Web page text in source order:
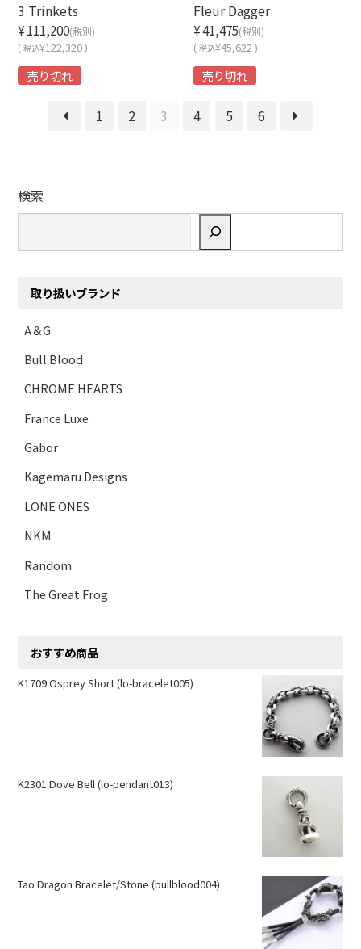
3 Trinkets
¥111,200(税別)
(税込¥122,320 )
売り切れ
Fleur Dagger
¥41,475(税別)
(税込¥45,622 )
売り切れ
≪ 1 2 3 4 5 6 ≫
検索
取り扱いブランド
A＆G
Bull Blood
CHROME HEARTS
France Luxe
Gabor
Kagemaru Designs
LONE ONES
NKM
Random
The Great Frog
おすすめ商品
K1709 Osprey Short (lo-bracelet005)
K2301 Dove Bell (lo-pendant013)
Tao Dragon Bracelet/Stone (bullblood004)